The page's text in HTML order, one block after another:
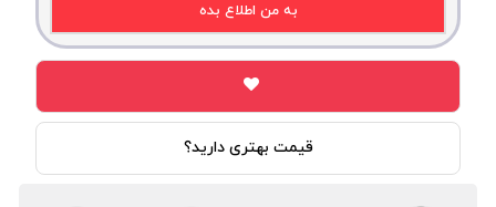
به من اطلاع بده
قیمت بهتری دارید؟